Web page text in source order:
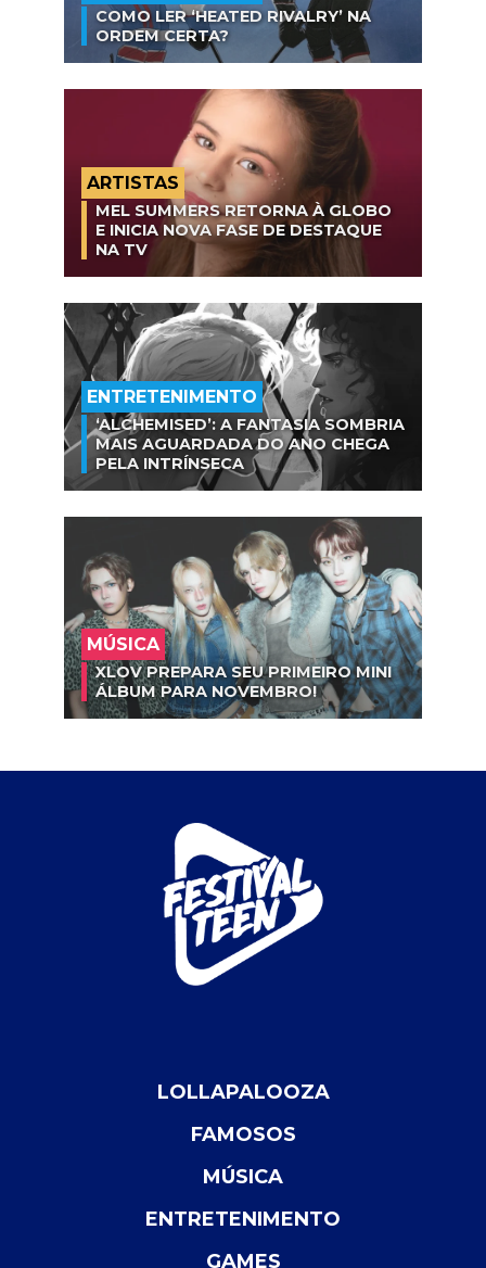
COMO LER ‘HEATED RIVALRY’ NA
ORDEM CERTA?
ARTISTAS
MEL SUMMERS RETORNA À GLOBO
E INICIA NOVA FASE DE DESTAQUE
NA TV
ENTRETENIMENTO
‘ALCHEMISED’: A FANTASIA SOMBRIA
MAIS AGUARDADA DO ANO CHEGA
PELA INTRÍNSECA
MÚSICA
XLOV PREPARA SEU PRIMEIRO MINI
ÁLBUM PARA NOVEMBRO!
LOLLAPALOOZA
FAMOSOS
MÚSICA
ENTRETENIMENTO
GAMES